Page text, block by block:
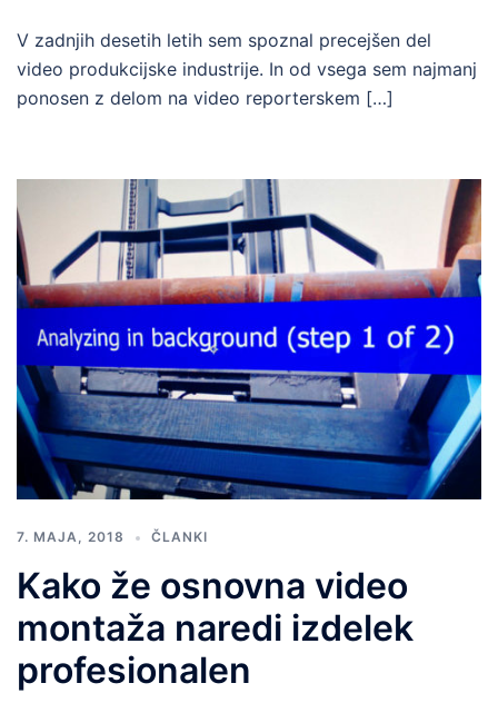
V zadnjih desetih letih sem spoznal precejšen del
video produkcijske industrije. In od vsega sem najmanj
ponosen z delom na video reporterskem […]
7. MAJA, 2018 ČLANKI
Kako že osnovna video
montaža naredi izdelek
profesionalen